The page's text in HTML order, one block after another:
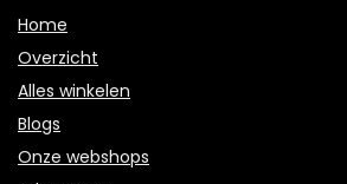
Home
Overzicht
Alles winkelen
Blogs
Onze webshops